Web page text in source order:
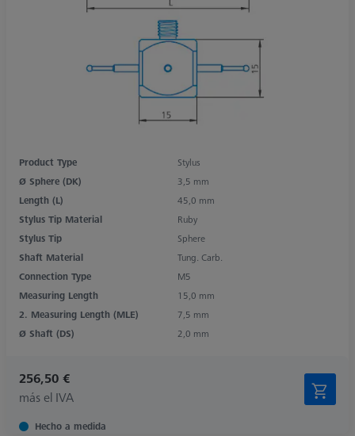
Product Type
Stylus
Ø Sphere (DK)
3,5 mm
Length (L)
45,0 mm
Stylus Tip Material
Ruby
Stylus Tip
Sphere
Shaft Material
Tung. Carb.
Connection Type
M5
Measuring Length
15,0 mm
2. Measuring Length (MLE)
7,5 mm
Ø Shaft (DS)
2,0 mm
256,50 €
más el IVA
Hecho a medida